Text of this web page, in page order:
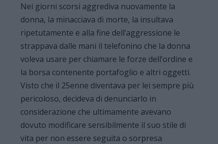
Nei giorni scorsi aggrediva nuovamente la
donna, la minacciava di morte, la insultava
ripetutamente e alla fine dell’aggressione le
strappava dalle mani il telefonino che la donna
voleva usare per chiamare le forze dell’ordine e
la borsa contenente portafoglio e altri oggetti.
Visto che il 25enne diventava per lei sempre più
pericoloso, decideva di denunciarlo in
considerazione che ultimamente avevano
dovuto modificare sensibilmente il suo stile di
vita per non essere seguita o sorpresa